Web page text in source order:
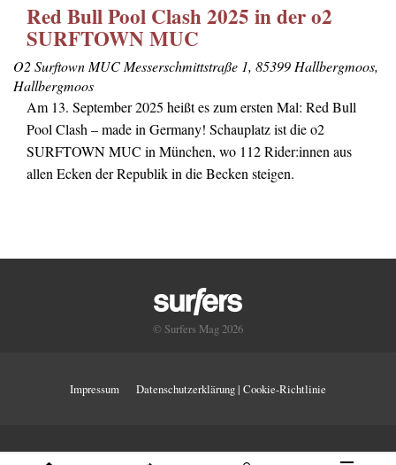
Red Bull Pool Clash 2025 in der o2
SURFTOWN MUC
O2 Surftown MUCMesserschmittstraße 1, 85399 Hallbergmoos,
Hallbergmoos
Am 13. September 2025 heißt es zum ersten Mal: Red Bull
Pool Clash – made in Germany! Schauplatz ist die o2
SURFTOWN MUC in München, wo 112 Rider:innen aus
allen Ecken der Republik in die Becken steigen.
© Surfers Mag 2026
Impressum Datenschutzerklärung | Cookie-Richtlinie